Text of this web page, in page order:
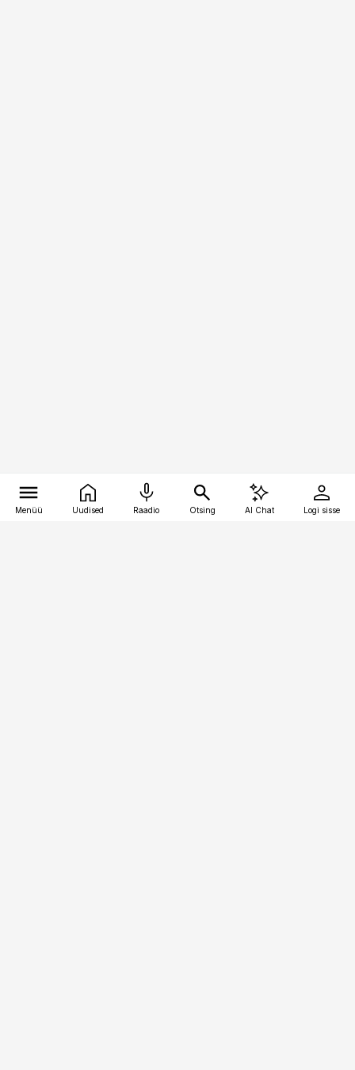
Menüü Uudised Raadio Otsing AI Chat Logi sisse